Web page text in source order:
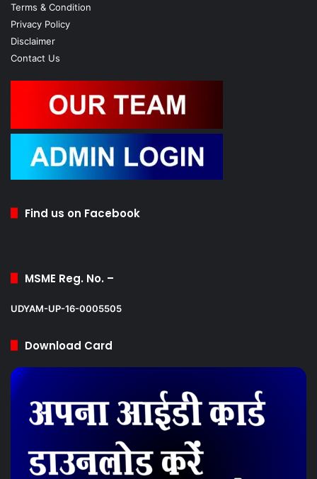
Terms & Condition
Privacy Policy
Disclaimer
Contact Us
Find us on Facebook
MSME Reg. No. –
UDYAM-UP-16-0005505
Download Card